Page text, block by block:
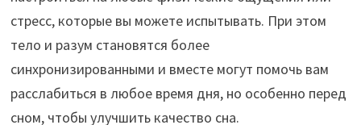
стресс, которые вы можете испытывать. При этом
тело и разум становятся более
синхронизированными и вместе могут помочь вам
расслабиться в любое время дня, но особенно перед
сном, чтобы улучшить качество сна.